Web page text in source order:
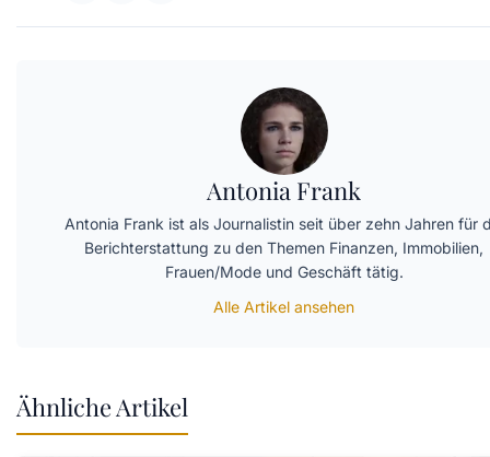
Antonia Frank
Antonia Frank ist als Journalistin seit über zehn Jahren für
Berichterstattung zu den Themen Finanzen, Immobilien,
Frauen/Mode und Geschäft tätig.
Alle Artikel ansehen
Ähnliche Artikel